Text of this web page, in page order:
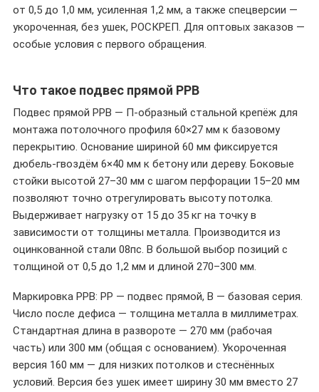
от 0,5 до 1,0 мм, усиленная 1,2 мм, а также спецверсии —
укороченная, без ушек, РОСКРЕП. Для оптовых заказов —
особые условия с первого обращения.
Что такое подвес прямой PPB
Подвес прямой PPB — П-образный стальной крепёж для
монтажа потолочного профиля 60×27 мм к базовому
перекрытию. Основание шириной 60 мм фиксируется
дюбель-гвоздём 6×40 мм к бетону или дереву. Боковые
стойки высотой 27–30 мм с шагом перфорации 15–20 мм
позволяют точно отрегулировать высоту потолка.
Выдерживает нагрузку от 15 до 35 кг на точку в
зависимости от толщины металла. Производится из
оцинкованной стали 08пс. В большой выбор позиций с
толщиной от 0,5 до 1,2 мм и длиной 270–300 мм.
Маркировка PPB: PP — подвес прямой, B — базовая серия.
Число после дефиса — толщина металла в миллиметрах.
Стандартная длина в развороте — 270 мм (рабочая
часть) или 300 мм (общая с основанием). Укороченная
версия 160 мм — для низких потолков и стеснённых
условий. Версия без ушек имеет ширину 30 мм вместо 27